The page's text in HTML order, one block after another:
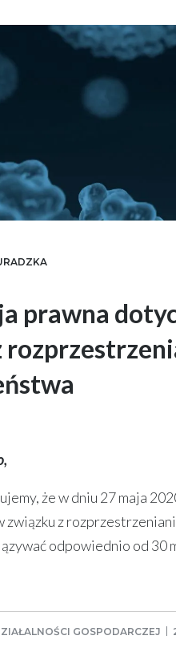
prawna
że w dniu 27 maja
z
odpowiednio od 30
GOSPODARCZEJ